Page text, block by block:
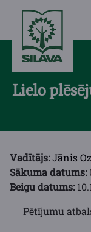
Lielo
Vadītājs:Jānis
Sākuma datums:
Beigu datums:
Pētījumu